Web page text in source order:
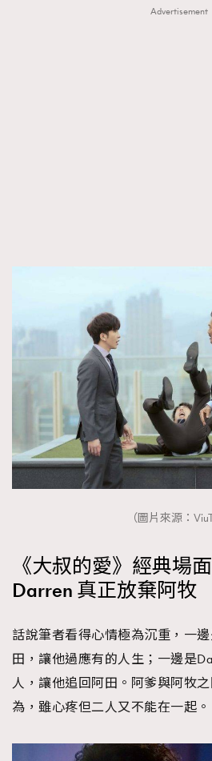
Advertisement
（圖片來源：
《大叔的愛》經典場
Darren 真正放棄阿牧
話說筆者看得心情極為沉重，一
田，讓他過應有的人生；一邊是
人，讓他追回阿田。阿爹與阿牧
為，雖心疼但二人又不能在一起。